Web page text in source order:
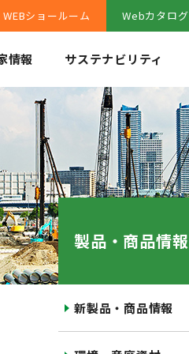
WEBショールーム Webカタログ
情報 サステナビリティ
製品・商品情報
新製品・商品情報